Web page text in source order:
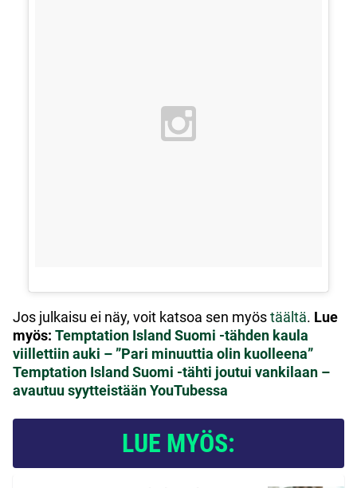
Jos julkaisu ei näy, voit katsoa sen myöstäältä. Lue
myös: Temptation Island Suomi -tähden kaula
viillettiin auki – ”Pari minuuttia olin kuolleena”
Temptation Island Suomi -tähti joutui vankilaan –
avautuu syytteistään YouTubessa
LUE MYÖS: